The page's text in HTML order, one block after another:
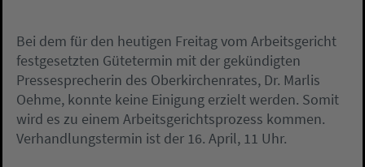
Bei dem für den heutigen Freitag vom Arbeitsgericht
festgesetzten Gütetermin mit der gekündigten
Pressesprecherin des Oberkirchenrates, Dr. Marlis
Oehme, konnte keine Einigung erzielt werden. Somit
wird es zu einem Arbeitsgerichtsprozess kommen.
Verhandlungstermin ist der 16. April, 11 Uhr.